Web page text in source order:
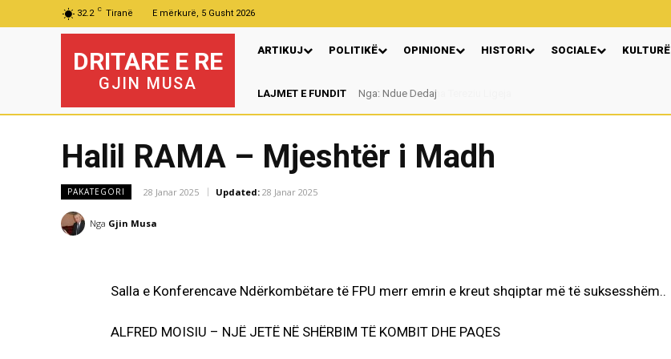
32.2 C Tiranë E mërkurë, 5 Gusht 2026
DRITARE E RE
GJIN MUSA
ARTIKUJ POLITIKË OPINIONE HISTORI SOCIALE KULTURË
LAJMET E FUNDIT Autore Katerina Tereziu Ligeja
Halil RAMA – Mjeshtër i Madh
PAKATEGORI 28 Janar 2025 Updated: 28 Janar 2025
Nga Gjin Musa
Salla e Konferencave Ndërkombëtare të FPU merr emrin e kreut shqiptar më të suksesshëm..
ALFRED MOISIU – NJË JETË NË SHËRBIM TË KOMBIT DHE PAQES